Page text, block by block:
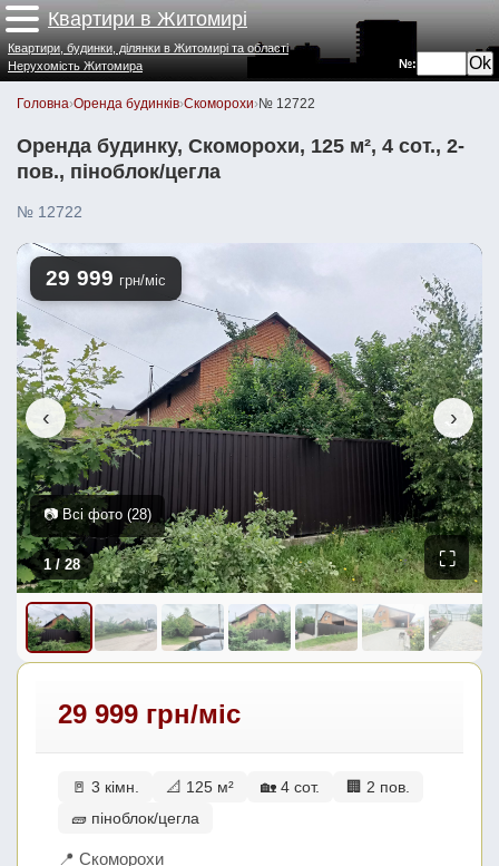
Квартири в Житомирі
№:
Квартири, будинки, ділянки в Житомирі та області
Нерухомість Житомира
Головна›Оренда будинків›Скоморохи›№ 12722
Оренда будинку, Скоморохи, 125 м², 4 сот., 2-
пов., піноблок/цегла
№ 12722
‹ ›
29 999 грн/міс
1/ 28 ⛶
📷 Всі фото (28)
29 999 грн/міс
🚪 3 кімн. 📐 125 м² 🏡 4 сот.
🏢 2 пов.
🧱 піноблок/цегла
📍 Скоморохи